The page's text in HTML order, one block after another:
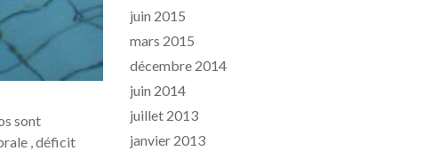
sont
, déficit
juin 2015
mars 2015
décembre 2014
juin 2014
juillet 2013
janvier 2013